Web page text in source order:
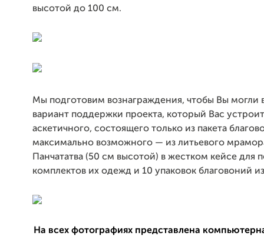
высотой до 100 см.
Мы подготовим вознаграждения, чтобы Вы могли
вариант поддержки проекта, который Вас
аскетичного, состоящего только из пакета
максимально возможного — из литьевого
Панчататва (50 см высотой) в жестком кейсе для
комплектов их одежд и 10 упаковок благовоний
На всех фотографиях представлена